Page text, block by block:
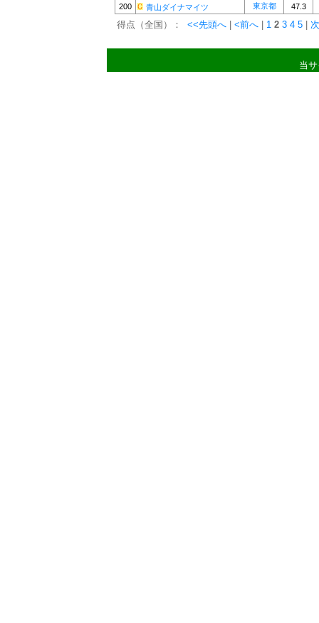
200 青山ダイナマイツ 東京都 47.3
得点（全国）： <<先頭へ <前へ 1 2 3 4 5
当